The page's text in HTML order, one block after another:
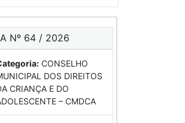
Nº 64 / 2026
CONSELHO
DOS DIREITOS
CRIANÇA E DO
– CMDCA